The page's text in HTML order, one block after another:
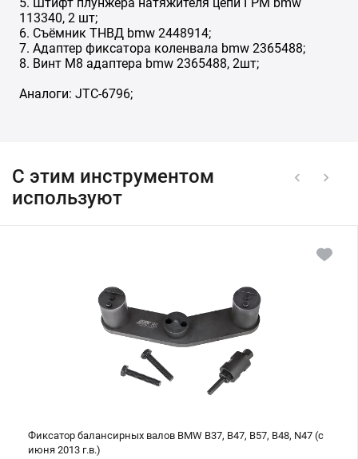
5. Штифт плунжера натяжителя цепи ГРМ bmw
113340, 2 шт;
6. Съёмник ТНВД bmw 2448914;
7. Адаптер фиксатора коленвала bmw 2365488;
8. Винт М8 адаптера bmw 2365488, 2шт;
Аналоги: JTC-6796;
С этим инструментом
используют
Фиксатор балансирных валов BMW B37, B47, B57, B48, N47 (с
июня 2013 г.в.)